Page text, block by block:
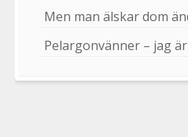
Men man älskar dom
Pelargonvänner – jag